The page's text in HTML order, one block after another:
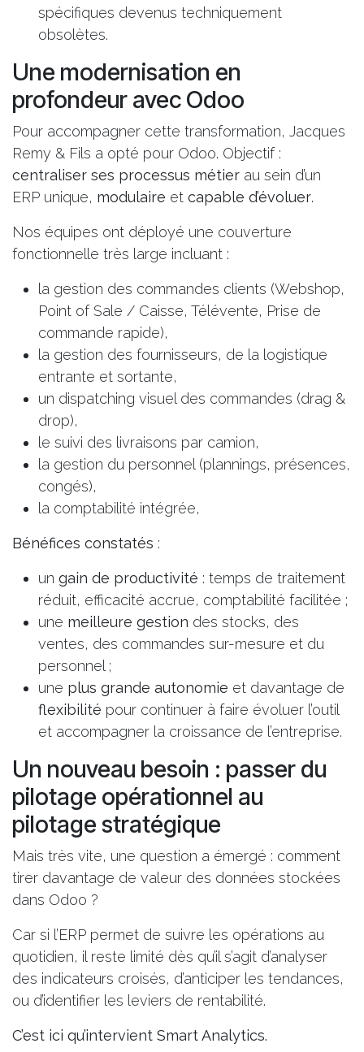
spécifiques devenus techniquement
obsolètes.
Une modernisation en
profondeur avec Odoo
Pour accompagner cette transformation, Jacques
Remy & Fils a opté pour Odoo. Objectif :
centraliser ses processus métier au sein d’un
ERP unique, modulaire et capable d’évoluer.
Nos équipes ont déployé une couverture
fonctionnelle très large incluant :
la gestion des commandes clients (Webshop,
Point of Sale / Caisse, Télévente, Prise de
commande rapide),
la gestion des fournisseurs, de la logistique
entrante et sortante,
un dispatching visuel des commandes (drag &
drop),
le suivi des livraisons par camion,
la gestion du personnel (plannings, présences,
congés),
la comptabilité intégrée,
Bénéfices constatés :
un gain de productivité : temps de traitement
réduit, efficacité accrue, comptabilité facilitée ;
une meilleure gestion des stocks, des
ventes, des commandes sur-mesure et du
personnel ;
une plus grande autonomie et davantage de
flexibilité pour continuer à faire évoluer l’outil
et accompagner la croissance de l’entreprise.
Un nouveau besoin : passer du
pilotage opérationnel au
pilotage stratégique
Mais très vite, une question a émergé : comment
tirer davantage de valeur des données stockées
dans Odoo ?
Car si l’ERP permet de suivre les opérations au
quotidien, il reste limité dès qu’il s’agit d’analyser
des indicateurs croisés, d’anticiper les tendances,
ou d’identifier les leviers de rentabilité.
C’est ici qu’intervient Smart Analytics.